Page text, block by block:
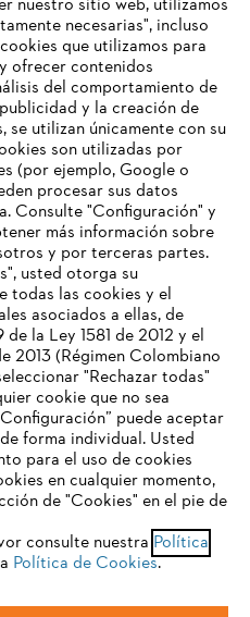
Aviso legal
ES
no es compatible con
disfrutar de nuestro
navegadores:
chrome
edge
nuestro sitio web, utilizamos
necesarias", incluso
que utilizamos para
ofrecer contenidos
del comportamiento de
y la creación de
se utilizan únicamente con su
son utilizadas por
(por ejemplo, Google o
procesar sus datos
Consulte "Configuración" y
más información sobre
y por terceras partes.
usted otorga su
todas las cookies y el
asociados a ellas, de
la Ley 1581 de 2012 y el
2013 (Régimen Colombiano
"Rechazar todas"
cookie que no sea
puede aceptar
forma individual. Usted
para el uso de cookies
en cualquier momento,
de "Cookies" en el pie de
consulte nuestra Política
Política de Cookies.